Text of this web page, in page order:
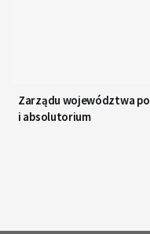
Zarządu województwa
i absolutorium